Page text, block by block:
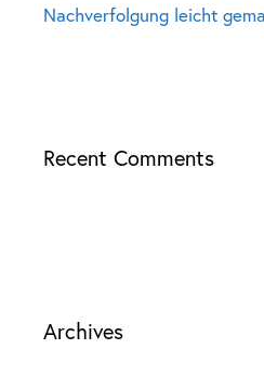
Nachverfolgung leicht
Recent Comments
Archives